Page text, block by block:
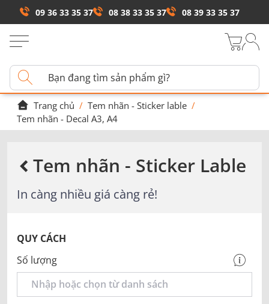
09 36 33 35 37 08 38 33 35 37 08 39 33 35 37
Trang chủ / Tem nhãn - Sticker lable /
Tem nhãn - Decal A3, A4
Tem nhãn - Sticker Lable
In càng nhiều giá càng rẻ!
QUY CÁCH
Số lượng